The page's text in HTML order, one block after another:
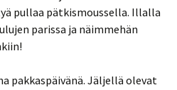
pullaa pätkismoussella. Illalla
parissa ja näimmehän
pakkaspäivänä. Jäljellä olevat